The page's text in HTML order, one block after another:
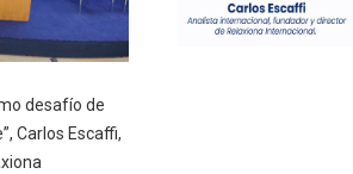
desafío de
Carlos Escaffi,